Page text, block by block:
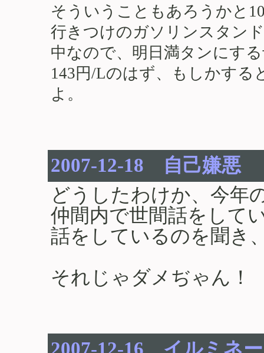
そういうこともあろうかと
行きつけのガソリンスタン
中なので、明日満タンにす
143円/Lのはず、もしかする
よ。
2007-12-18 自己嫌悪
どうしたわけか、今年
仲間内で世間話をして
話をしているのを聞き
それじゃダメぢゃん！